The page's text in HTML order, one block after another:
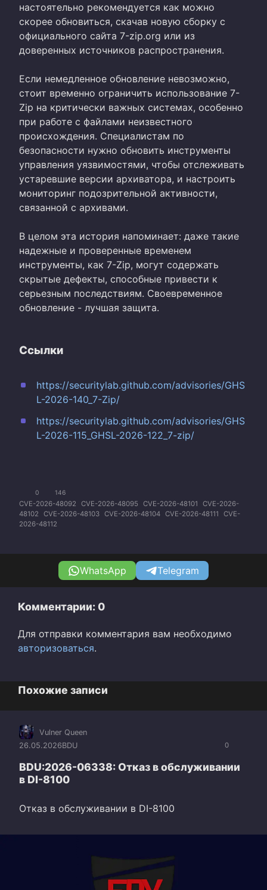
настоятельно рекомендуется как можно
скорее обновиться, скачав новую сборку с
официального сайта 7-zip.org или из
доверенных источников распространения.
Если немедленное обновление невозможно,
стоит временно ограничить использование 7-
Zip на критически важных системах, особенно
при работе с файлами неизвестного
происхождения. Специалистам по
безопасности нужно обновить инструменты
управления уязвимостями, чтобы отслеживать
устаревшие версии архиватора, и настроить
мониторинг подозрительной активности,
связанной с архивами.
В целом эта история напоминает: даже такие
надежные и проверенные временем
инструменты, как 7-Zip, могут содержать
скрытые дефекты, способные привести к
серьезным последствиям. Своевременное
обновление - лучшая защита.
Ссылки
https://securitylab.github.com/advisories/GHS
L-2026-140_7-Zip/
https://securitylab.github.com/advisories/GHS
L-2026-115_GHSL-2026-122_7-zip/
0 146
CVE-2026-48092 CVE-2026-48095 CVE-2026-48101
CVE-2026-
48102
CVE-2026-48103 CVE-2026-48104 CVE-2026-48111
CVE-
2026-48112
WhatsApp Telegram
Комментарии: 0
Для отправки комментария вам необходимо
авторизоваться.
Похожие записи
0
Vulner Queen
26.05.2026BDU
BDU:2026-06338: Отказ в обслуживании
в DI-8100
Отказ в обслуживании в DI-8100